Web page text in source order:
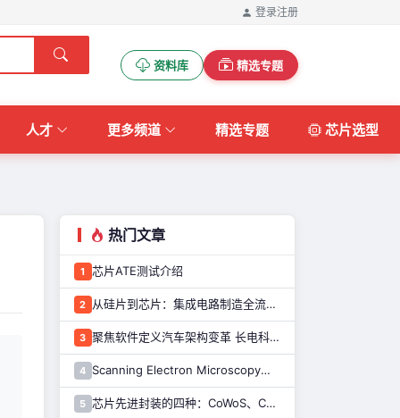
登录注册
资料库 精选专题
人才 更多频道 精选专题 芯片选型
热门文章
1 芯片ATE测试介绍
2 从硅片到芯片：集成电路制造全流程解析
3 聚焦软件定义汽车架构变革 长电科技打造系统化车规级半导体封测能力
4 Scanning Electron Microscopy（Train for advanced research）扫描电子显微镜介绍（二）
5 芯片先进封装的四种：CoWoS、CoPoS、Glass Core与CoWoP